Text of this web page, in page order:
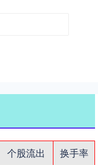
个股流出
换手率